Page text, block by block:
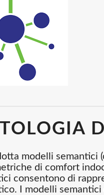
modelli semantici
di comfort
consentono di
I modelli